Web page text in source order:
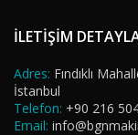
İLETİŞİM
Adres: Fındıklı
İstanbul
Telefon: +90 216
Email: